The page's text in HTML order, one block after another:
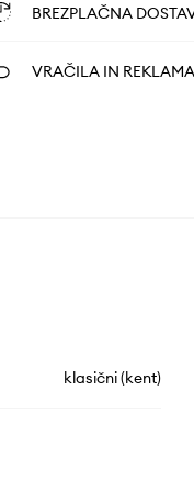
BREZPLAČNA
VRAČILA IN
klasični (kent)